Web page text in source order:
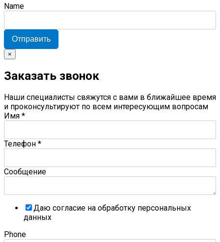
Name
Отправить
×
Заказать звонок
Наши специалисты свяжутся с вами в ближайшее время
и проконсультируют по всем интересующим вопросам
Имя *
Телефон *
Сообщение
Даю согласие на обработку персональных
данных
Phone